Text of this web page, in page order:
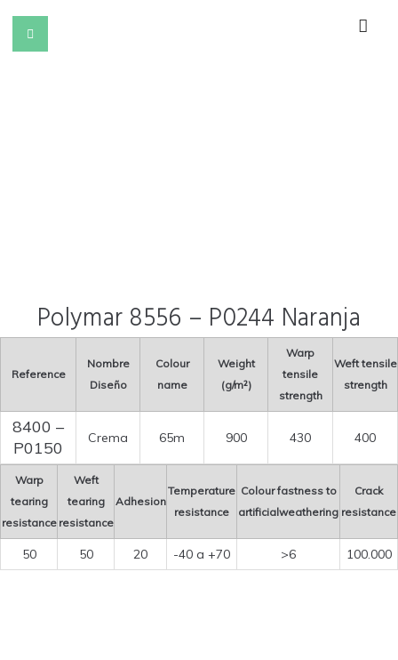
Polymar 8556 – P0244 Naranja
Reference
Nombre
Diseño
Colour
name
Weight
(g/m²)
Warp
tensile
strength
Weft tensile
strength
8400 –
P0150
Crema 65m 900 430 400
Warp
tearing
resistance
Weft
tearing
resistance
Adhesion
Temperature
resistance
Colour fastness to
artificialweathering
Crack
resistance
50 50 20 -40 a +70 >6 100.000